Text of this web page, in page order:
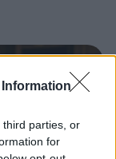
third parties, or
for